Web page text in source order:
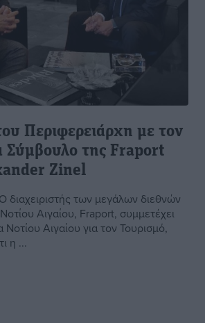
Περιφερειάρχη με τον
Σύμβουλο της Fraport
Zinel
διαχειριστής των μεγάλων διεθνών
Αιγαίου, Fraport, συμμετέχει
Αιγαίου για τον Τουρισμό,
η ...